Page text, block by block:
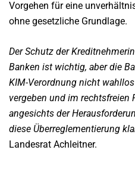
Vorgehen für eine
ohne gesetzliche Grundlage.
Der Schutz der
Banken ist wichtig, aber die
KIM-Verordnung nicht
vergeben und im rechtsfreien
angesichts der
diese Überreglementierung
Landesrat Achleitner.